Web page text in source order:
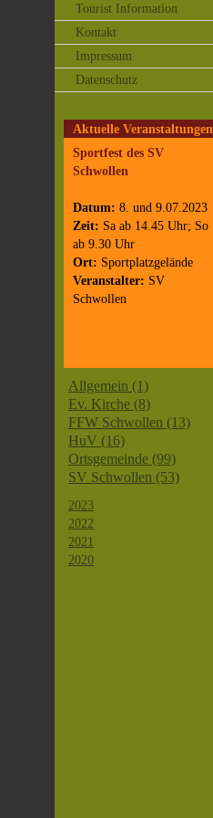
Tourist Information
Kontakt
Impressum
Datenschutz
Aktuelle Veranstaltungen
Sportfest des SV
Schwollen
Datum: 8. und 9.07.2023
Zeit: Sa ab 14.45 Uhr; So
ab 9.30 Uhr
Ort: Sportplatzgelände
Veranstalter: SV
Schwollen
Allgemein (1)
Ev. Kirche (8)
FFW Schwollen (13)
HuV (16)
Ortsgemeinde (99)
SV Schwollen (53)
2023
2022
2021
2020